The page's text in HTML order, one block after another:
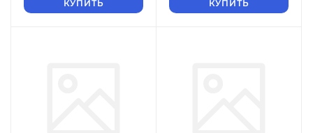
КУПИТЬ КУПИТЬ